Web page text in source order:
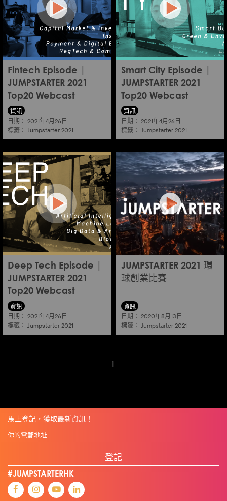
Fintech Episode |
JUMPSTARTER 2021
Top20 Webcast
資訊
日期： 2021年4月26日
標籤： Jumpstarter 2021
Smart City Episode |
JUMPSTARTER 2021
Top20 Webcast
資訊
日期： 2021年4月26日
標籤： Jumpstarter 2021
Deep Tech Episode |
JUMPSTARTER 2021
Top20 Webcast
資訊
日期： 2021年4月26日
標籤： Jumpstarter 2021
JUMPSTARTER 2021 環
球創業比賽
資訊
日期： 2020年8月13日
標籤： Jumpstarter 2021
1
馬上登記，獲取最新資訊！
登記
#JUMPSTARTERHK